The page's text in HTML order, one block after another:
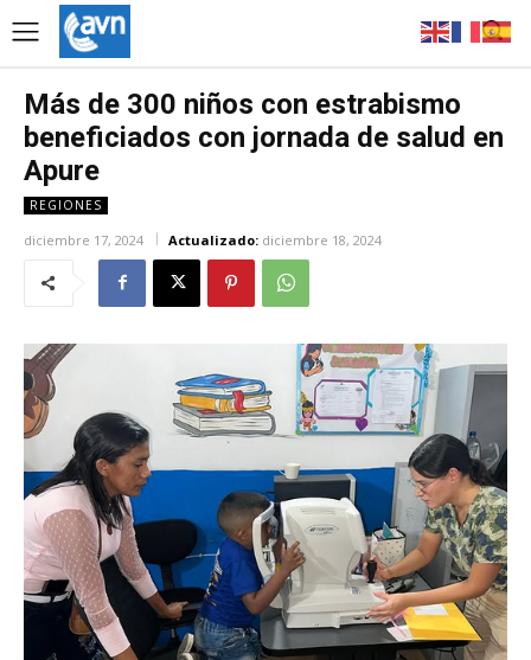
Más de 300 niños con estrabismo
beneficiados con jornada de salud en
Apure
REGIONES
diciembre 17, 2024 Actualizado: diciembre 18, 2024